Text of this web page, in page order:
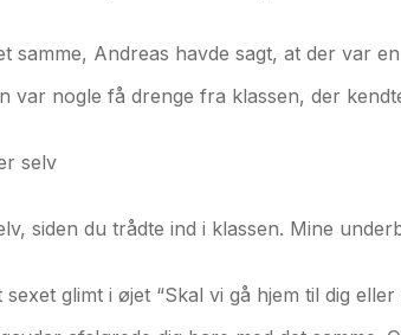
samme, Andreas havde sagt, at der var
var nogle få drenge fra klassen, der
selv
siden du trådte ind i klassen. Mine
glimt i øjet “Skal vi gå hjem til dig eller